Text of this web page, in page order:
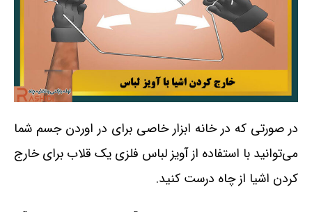
در صورتی که در خانه ابزار خاصی برای در اوردن جسم شما
می‌توانید با استفاده از آویز لباس فلزی یک قلاب برای خارج
کردن اشیا از چاه درست کنید.